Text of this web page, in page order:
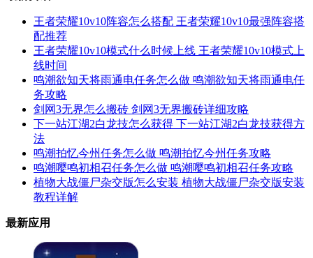
王者荣耀10v10阵容怎么搭配 王者荣耀10v10最强阵容搭
配推荐
王者荣耀10v10模式什么时候上线 王者荣耀10v10模式上
线时间
鸣潮欲知天将雨通电任务怎么做 鸣潮欲知天将雨通电任
务攻略
剑网3无界怎么搬砖 剑网3无界搬砖详细攻略
下一站江湖2白龙技怎么获得 下一站江湖2白龙技获得方
法
鸣潮拍忆今州任务怎么做 鸣潮拍忆今州任务攻略
鸣潮嘤鸣初相召任务怎么做 鸣潮嘤鸣初相召任务攻略
植物大战僵尸杂交版怎么安装 植物大战僵尸杂交版安装
教程详解
最新应用